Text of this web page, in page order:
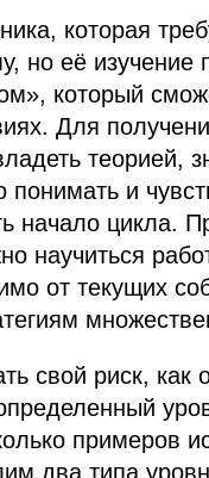
которая
но её изучение
который
Для
теорией,
и
начало цикла.
научиться
от текущих
свой риск,
примеров
два типа